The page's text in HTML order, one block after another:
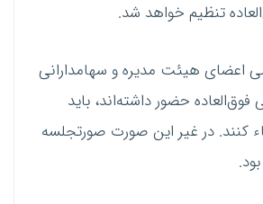
تنظیم خواهد شد.
اعضای هیئت مدیره و سهامدارانی
حضور داشته‌اند، باید
کنند. در غیر این صورت صورتجلسه